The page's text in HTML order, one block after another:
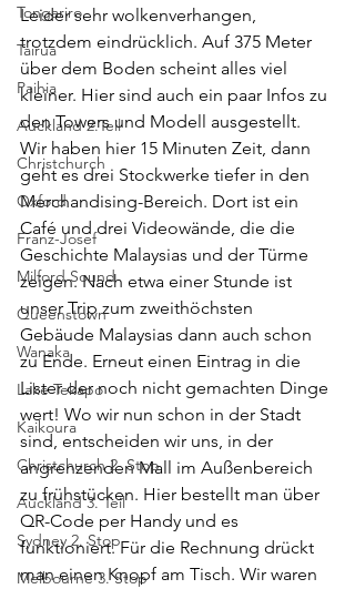
Tongariro
Tairua
Paihia
Auckland 2.Teil
Christchurch
Oxford
Franz-Josef
Milford Sound
Queenstown
Wanaka
Lake Tekapo
Kaikoura
Christchurch 2. Stop
Auckland 3. Teil
Sydney 2. Stop
Melbourne 3. Stop
Leider sehr wolkenverhangen,
trotzdem eindrücklich. Auf 375 Meter
über dem Boden scheint alles viel
kleiner. Hier sind auch ein paar Infos zu
den Towers und Modell ausgestellt.
Wir haben hier 15 Minuten Zeit, dann
geht es drei Stockwerke tiefer in den
Merchandising-Bereich. Dort ist ein
Café und drei Videowände, die die
Geschichte Malaysias und der Türme
zeigen. Nach etwa einer Stunde ist
unser Trip zum zweithöchsten
Gebäude Malaysias dann auch schon
zu Ende. Erneut einen Eintrag in die
Lister der noch nicht gemachten Dinge
wert! Wo wir nun schon in der Stadt
sind, entscheiden wir uns, in der
angrenzenden Mall im Außenbereich
zu frühstücken. Hier bestellt man über
QR-Code per Handy und es
funktioniert. Für die Rechnung drückt
man einen Knopf am Tisch. Wir waren